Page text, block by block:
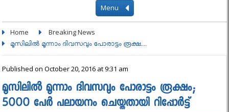
Menu
Home Breaking News
മൂസിലില്‍ മൂന്നാം ദിവസവും പോരാട്ടം രൂക്ഷ....
Published on October 20, 2016 at 9:31 am
മൂസിലില്‍ മൂന്നാം ദിവസവും പോരാട്ടം രൂക്ഷം;
5000 പേര്‍ പലായനം ചെയ്തതായി റിപ്പോര്‍ട്ട്